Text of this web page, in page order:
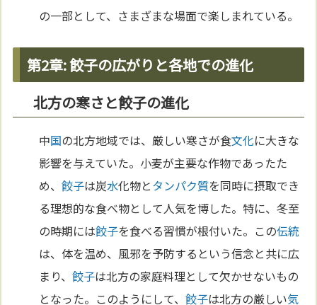
の一部として、さまざまな場面で楽しまれている。
第2章: 餃子の広がりと各地での進化
北方の寒さと餃子の進化
中国の北方地域では、厳しい寒さが食文化に大きな
影響を与えていた。小麦が主要な作物であったた
め、餃子は炭水化物とタンパク質を同時に摂取でき
る理想的な食べ物として人気を博した。特に、冬至
の時期には餃子を食べる習慣が根付いた。この伝統
は、体を温め、風邪を予防するという信念と共に広
まり、餃子は北方の家庭料理として欠かせないもの
となった。このようにして、餃子は北方の厳しい気